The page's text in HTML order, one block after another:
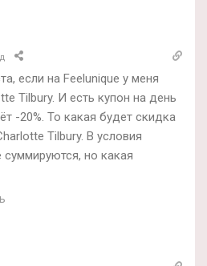
если на Feelunique у меня
Tilbury. И есть купон на день
-20%. То какая будет скидка
Tilbury. В условия
суммируются, но какая